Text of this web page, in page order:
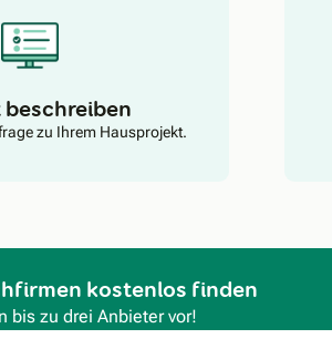
zu Ihrem Hausprojekt.
kostenlos finden
bis zu drei Anbieter vor!